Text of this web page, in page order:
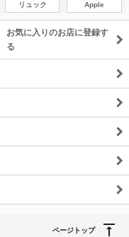
リュック Apple
お気に入りのお店に登録す
る
ページトップ